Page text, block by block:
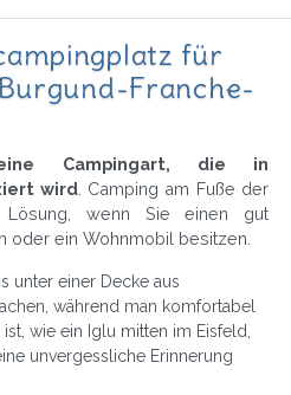
für
Franche-
Campingart, die in
wird. Camping am Fuße der
wenn Sie einen gut
oder ein Wohnmobil besitzen.
unter einer Decke aus
während man komfortabel
wie ein Iglu mitten im Eisfeld,
unvergessliche Erinnerung